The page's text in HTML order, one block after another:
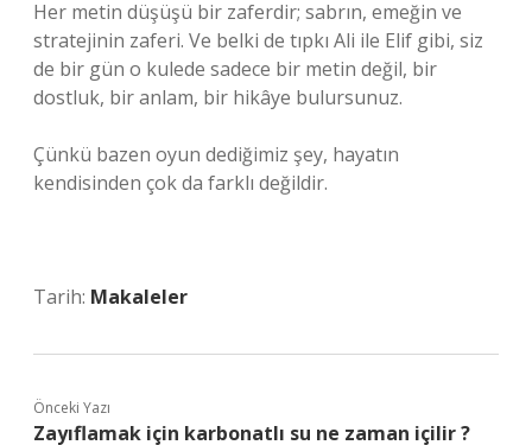
Her metin düşüşü bir zaferdir; sabrın, emeğin ve
stratejinin zaferi. Ve belki de tıpkı Ali ile Elif gibi, siz
de bir gün o kulede sadece bir metin değil, bir
dostluk, bir anlam, bir hikâye bulursunuz.
Çünkü bazen oyun dediğimiz şey, hayatın
kendisinden çok da farklı değildir.
Tarih: Makaleler
Önceki Yazı
Zayıflamak için karbonatlı su ne zaman içilir ?